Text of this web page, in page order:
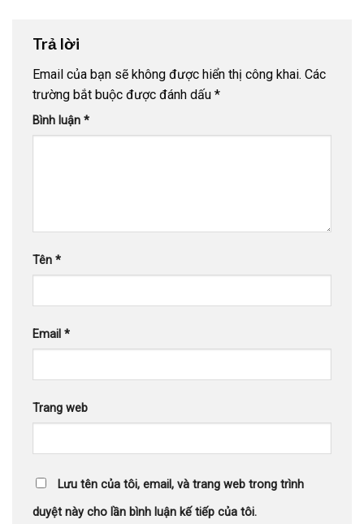
Trả lời
Email của bạn sẽ không được hiển thị công khai. Các
trường bắt buộc được đánh dấu *
Bình luận *
Tên *
Email *
Trang web
Lưu tên của tôi, email, và trang web trong trình
duyệt này cho lần bình luận kế tiếp của tôi.